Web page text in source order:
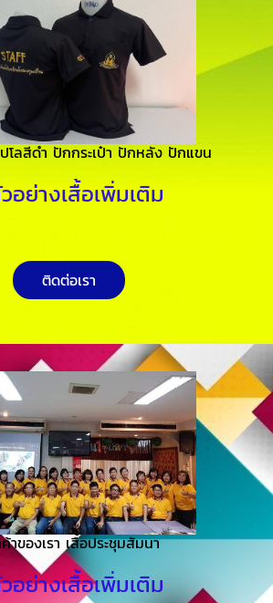
ปโลสีดำ ปักกระเป๋า ปักหลัง ปักแขน
อย่างเสื้อเพิ่มเติม
ติดต่อเรา
ของเรา เสื้อประชุมสัมนา
อย่างเสื้อเพิ่มเติม